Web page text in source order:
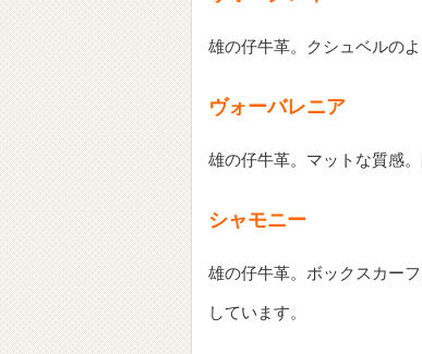
雄の仔牛革。クシュベルの
ヴォーバレニア
雄の仔牛革。マットな質感
シャモニー
雄の仔牛革。ボックスカー
しています。